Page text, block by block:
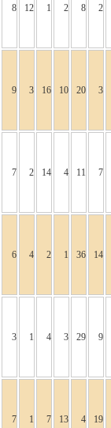
8 12 1 2 8 2
9 3 16 10 20 3
7 2 14 4 11 7
6 4 2 1 36 14
3 1 4 3 29 9
7 1 7 13 4 19